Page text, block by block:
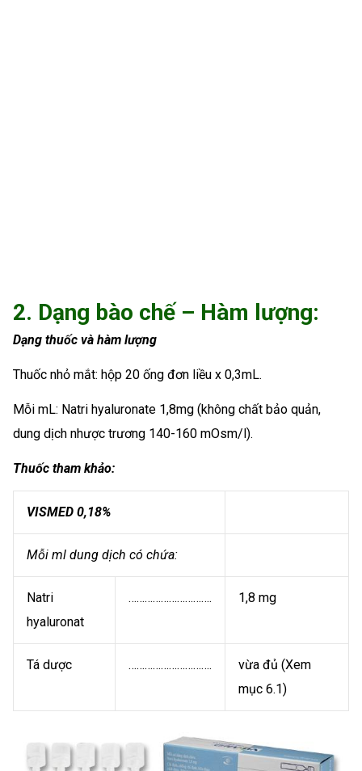
2. Dạng bào chế – Hàm lượng:
Dạng thuốc và hàm lượng
Thuốc nhỏ mắt: hộp 20 ống đơn liều x 0,3mL.
Mỗi mL: Natri hyaluronate 1,8mg (không chất bảo quản,
dung dịch nhược trương 140-160 mOsm/l).
Thuốc tham khảo:
VISMED 0,18%
Mỗi ml dung dịch có chứa:
Natri
hyaluronat
…………………………. 1,8 mg
Tá dược ………………………….
vừa đủ (Xem
mục 6.1)